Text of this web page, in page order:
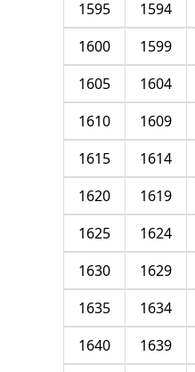
1594
1595
1599
1600
1604
1605
1609
1610
1614
1615
1619
1620
1624
1625
1629
1630
1634
1635
1639
1640